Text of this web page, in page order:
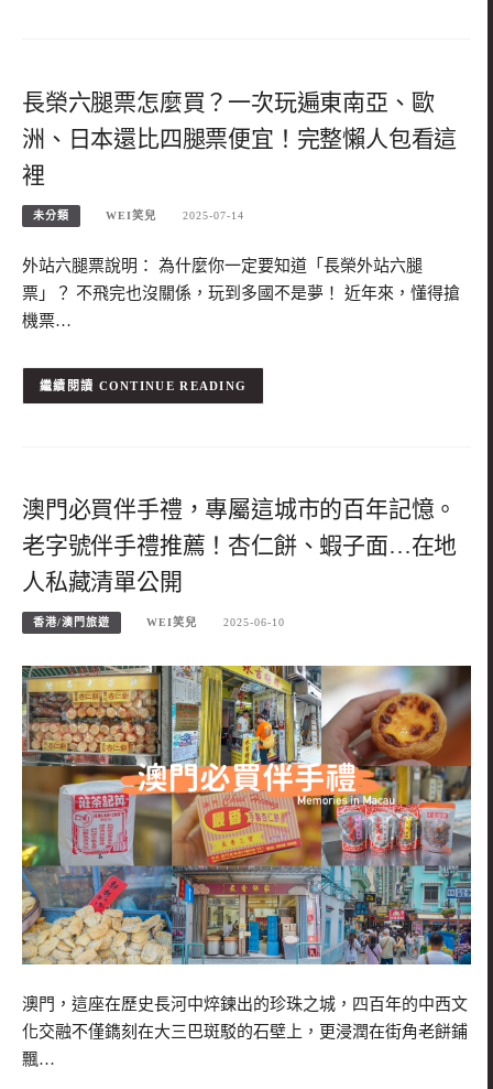
長榮六腿票怎麼買？一次玩遍東南亞、歐
洲、日本還比四腿票便宜！完整懶人包看這
裡
未分類 WEI笑兒 2025-07-14
外站六腿票說明： 為什麼你一定要知道「長榮外站六腿
票」？ 不飛完也沒關係，玩到多國不是夢！ 近年來，懂得搶
機票…
CONTINUE READING
澳門必買伴手禮，專屬這城市的百年記憶。
老字號伴手禮推薦！杏仁餅、蝦子面…在地
人私藏清單公開
香港/澳門旅遊 WEI笑兒 2025-06-10
澳門，這座在歷史長河中焠鍊出的珍珠之城，四百年的中西文
化交融不僅鐫刻在大三巴斑駁的石壁上，更浸潤在街角老餅鋪
飄…